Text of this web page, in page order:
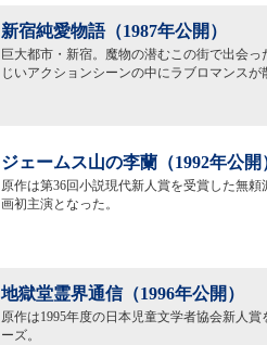
新宿純愛物語（1987年公開）
巨大都市・新宿。魔物の潜むこの街で出会
じいアクションシーンの中にラブロマンス
ジェームス山の李蘭（1992年公開
原作は第36回小説現代新人賞を受賞した無
画初主演となった。
地獄堂霊界通信（1996年公開）
原作は1995年度の日本児童文学者協会新人
ーズ。